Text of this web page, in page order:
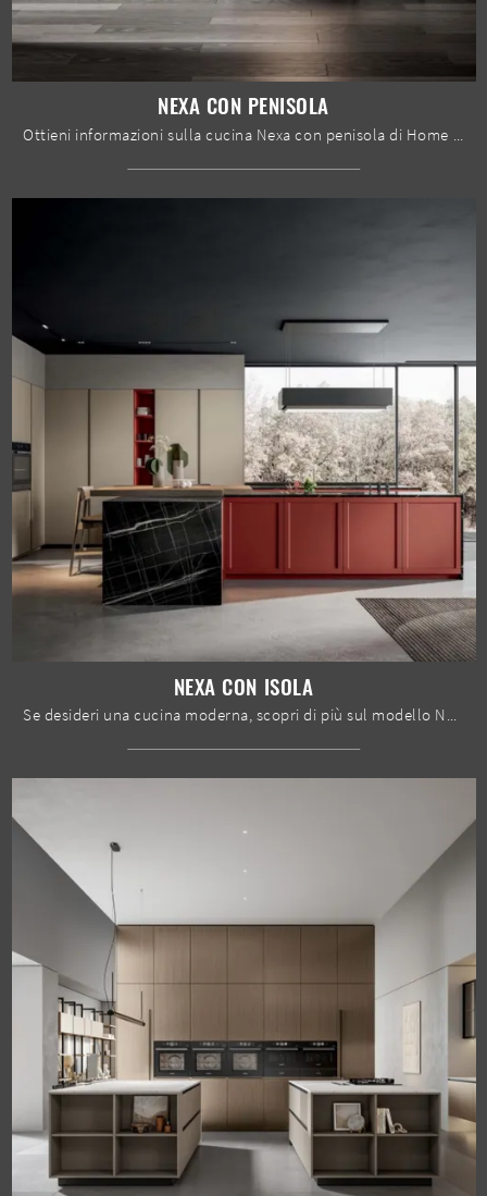
NEXA CON PENISOLA
NEXA CON ISOLA
Se desideri una cucina moderna, scopri di più sul modello Nexa con isola Home Cucine.